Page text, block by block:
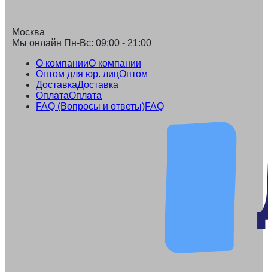
Москва
Мы онлайн Пн-Вс: 09:00 - 21:00
О компанииО компании
Оптом для юр. лицОптом
ДоставкаДоставка
ОплатаОплата
FAQ (Вопросы и ответы)FAQ